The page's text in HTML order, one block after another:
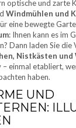
optische und zarte
Windmühlen und
eine bewegte
: Ihnen kann es im
Dann laden Sie die
Nistkästen und
einmal etabliert,
haben.
UND